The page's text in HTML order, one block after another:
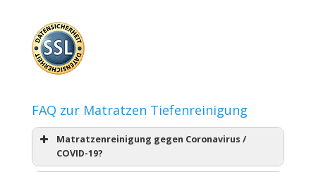
FAQ zur Matratzen Tiefenreinigung
Matratzenreinigung gegen Coronavirus /
COVID-19?